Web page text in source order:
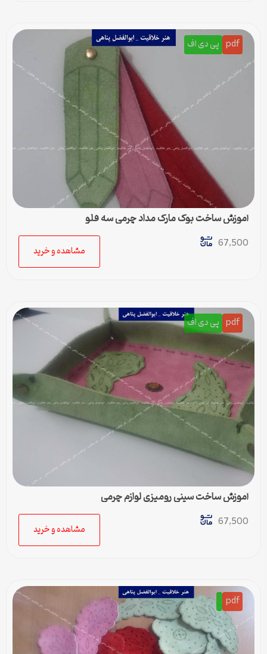
pdf پی دی اف
آموزش ساخت بوک مارک مداد چرمی سه قلو
67,500
مشاهده و خرید
pdf پی دی اف
آموزش ساخت سینی رومیزی لوازم چرمی
67,500
مشاهده و خرید
pdf